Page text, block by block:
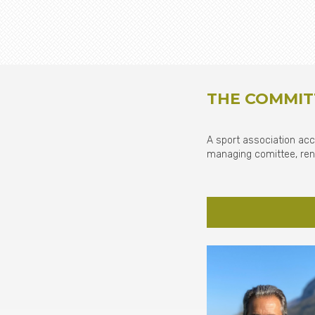
THE
A sport association
managing comittee,